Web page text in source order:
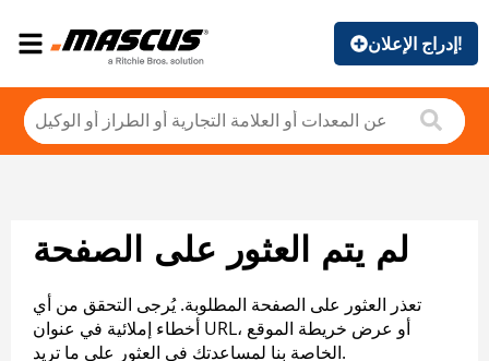
إدراج الإعلان!
لم يتم العثور على الصفحة
تعذر العثور على الصفحة المطلوبة. يُرجى التحقق من أي
أخطاء إملائية في عنوان URL، أو عرض خريطة الموقع
الخاصة بنا لمساعدتك في العثور على ما تريد.